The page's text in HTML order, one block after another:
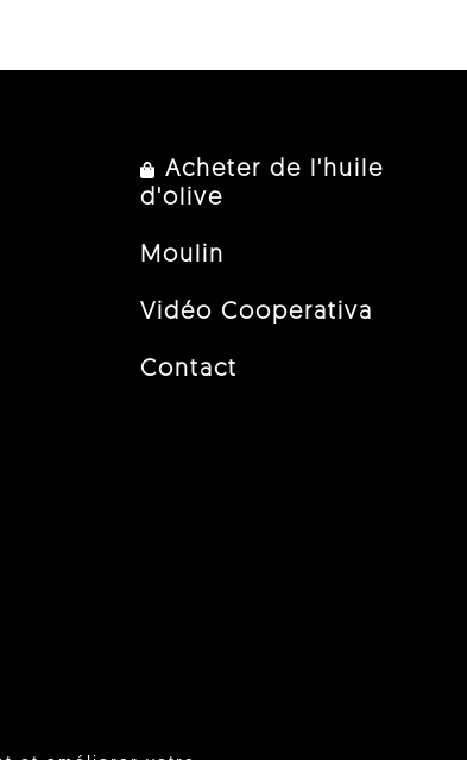
Acheter de l'huile
d'olive
Moulin
Vidéo Cooperativa
Contact